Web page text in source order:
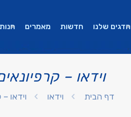
הדגים שלנו חדשות מאמרים
וידאו –
דף הבית וידאו וידאו